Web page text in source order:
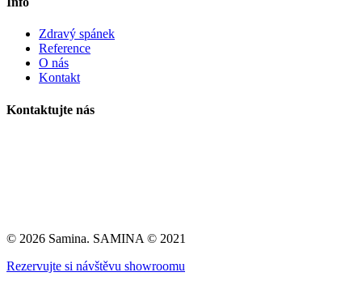
Zdravý spánek
Reference
O nás
Kontakt
Kontaktujte nás
© 2026 Samina. SAMINA © 2021
Close
Rezervujte si návštěvu showroomu